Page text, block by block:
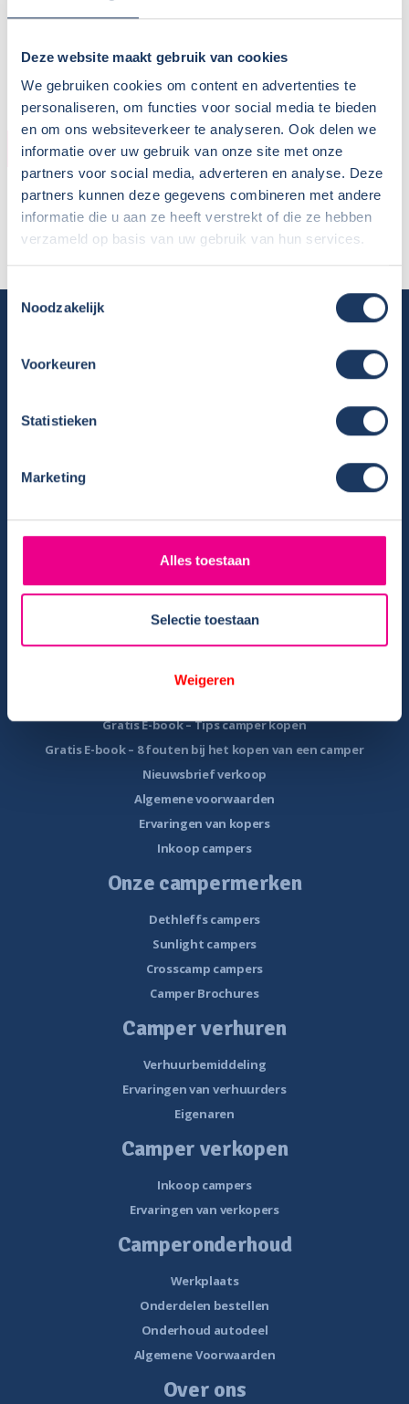
Deze website maakt gebruik van cookies
We gebruiken cookies om content en advertenties te
personaliseren, om functies voor social media te bieden
en om ons websiteverkeer te analyseren. Ook delen we
informatie over uw gebruik van onze site met onze
partners voor social media, adverteren en analyse. Deze
partners kunnen deze gegevens combineren met andere
informatie die u aan ze heeft verstrekt of die ze hebben
verzameld op basis van uw gebruik van hun services.
Toestemmingsselectie
Noodzakelijk
Voorkeuren
Statistieken
Marketing
Alles toestaan
Selectie toestaan
Weigeren
HUURDER
Naam:
Familie de Jong
Plaats / Provincie: Steenwijk
Periode:
25-08-17 tm 08-09-17
Gratis E-book – Tig Vragen en Antwoorden over het Huren van
Instructievideo
Veel voorkomende storingen onderweg
Gratis E-book – Tips camper kopen
Gratis E-book – 8 fouten bij het kopen van een camper
Nieuwsbrief verkoop
Algemene voorwaarden
Ervaringen van kopers
Inkoop campers
Onze campermerken
Dethleffs campers
Sunlight campers
Crosscamp campers
Camper Brochures
Camper verhuren
Verhuurbemiddeling
Ervaringen van verhuurders
Eigenaren
Camper verkopen
Inkoop campers
Ervaringen van verkopers
Camperonderhoud
Werkplaats
Onderdelen bestellen
Onderhoud autodeel
Algemene Voorwaarden
Over ons